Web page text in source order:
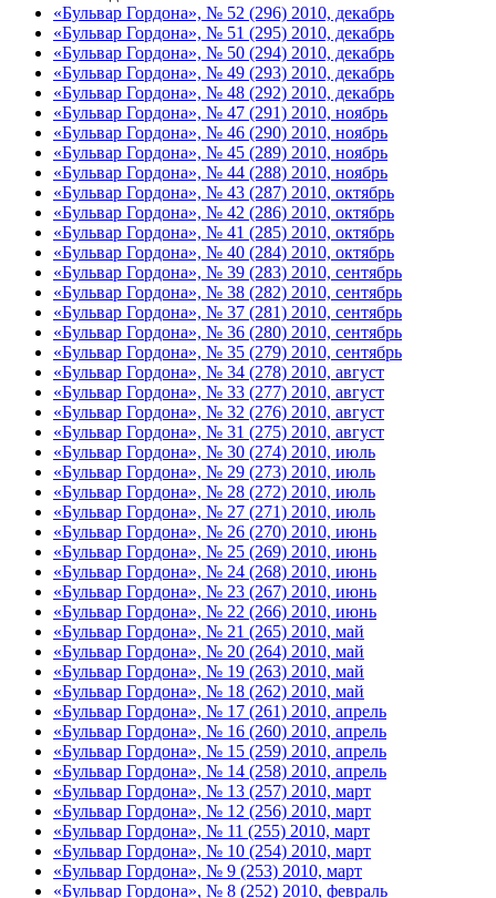
«Бульвар Гордона», № 52 (296) 2010, декабрь
«Бульвар Гордона», № 51 (295) 2010, декабрь
«Бульвар Гордона», № 50 (294) 2010, декабрь
«Бульвар Гордона», № 49 (293) 2010, декабрь
«Бульвар Гордона», № 48 (292) 2010, декабрь
«Бульвар Гордона», № 47 (291) 2010, ноябрь
«Бульвар Гордона», № 46 (290) 2010, ноябрь
«Бульвар Гордона», № 45 (289) 2010, ноябрь
«Бульвар Гордона», № 44 (288) 2010, ноябрь
«Бульвар Гордона», № 43 (287) 2010, октябрь
«Бульвар Гордона», № 42 (286) 2010, октябрь
«Бульвар Гордона», № 41 (285) 2010, октябрь
«Бульвар Гордона», № 40 (284) 2010, октябрь
«Бульвар Гордона», № 39 (283) 2010, сентябрь
«Бульвар Гордона», № 38 (282) 2010, сентябрь
«Бульвар Гордона», № 37 (281) 2010, сентябрь
«Бульвар Гордона», № 36 (280) 2010, сентябрь
«Бульвар Гордона», № 35 (279) 2010, сентябрь
«Бульвар Гордона», № 34 (278) 2010, август
«Бульвар Гордона», № 33 (277) 2010, август
«Бульвар Гордона», № 32 (276) 2010, август
«Бульвар Гордона», № 31 (275) 2010, август
«Бульвар Гордона», № 30 (274) 2010, июль
«Бульвар Гордона», № 29 (273) 2010, июль
«Бульвар Гордона», № 28 (272) 2010, июль
«Бульвар Гордона», № 27 (271) 2010, июль
«Бульвар Гордона», № 26 (270) 2010, июнь
«Бульвар Гордона», № 25 (269) 2010, июнь
«Бульвар Гордона», № 24 (268) 2010, июнь
«Бульвар Гордона», № 23 (267) 2010, июнь
«Бульвар Гордона», № 22 (266) 2010, июнь
«Бульвар Гордона», № 21 (265) 2010, май
«Бульвар Гордона», № 20 (264) 2010, май
«Бульвар Гордона», № 19 (263) 2010, май
«Бульвар Гордона», № 18 (262) 2010, май
«Бульвар Гордона», № 17 (261) 2010, апрель
«Бульвар Гордона», № 16 (260) 2010, апрель
«Бульвар Гордона», № 15 (259) 2010, апрель
«Бульвар Гордона», № 14 (258) 2010, апрель
«Бульвар Гордона», № 13 (257) 2010, март
«Бульвар Гордона», № 12 (256) 2010, март
«Бульвар Гордона», № 11 (255) 2010, март
«Бульвар Гордона», № 10 (254) 2010, март
«Бульвар Гордона», № 9 (253) 2010, март
«Бульвар Гордона», № 8 (252) 2010, февраль